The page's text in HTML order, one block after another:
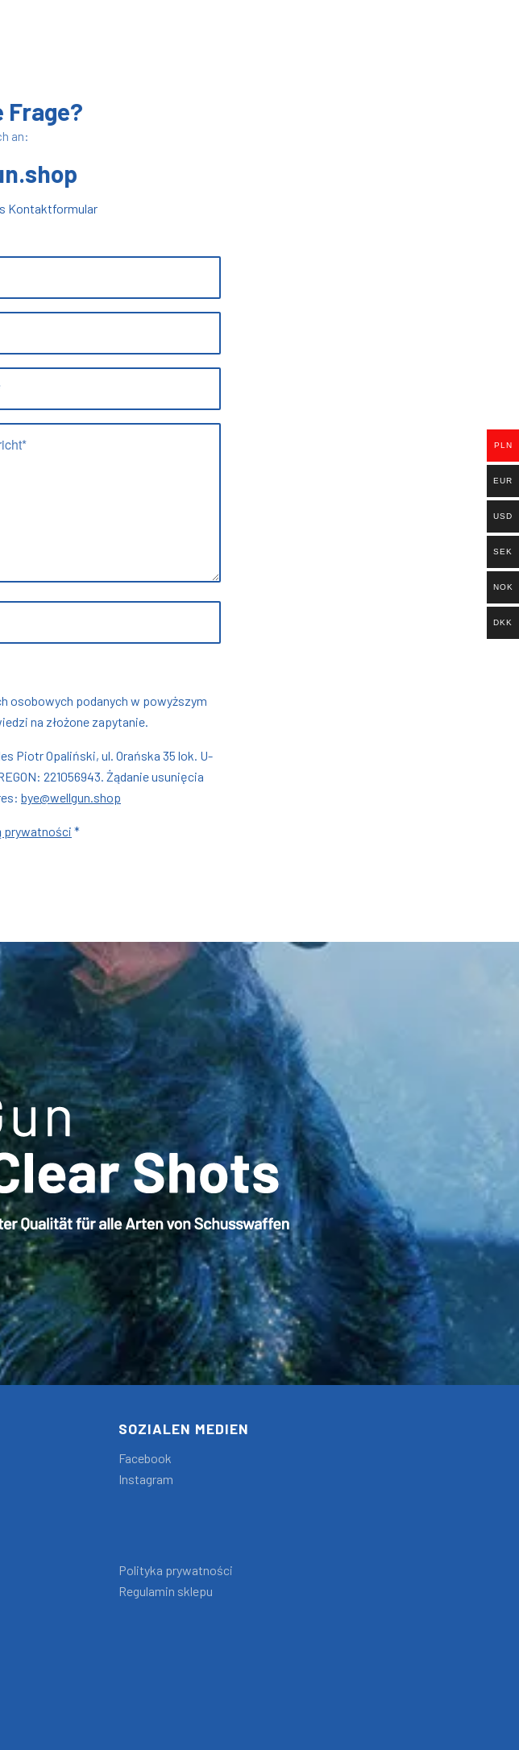
Frage?
an:
Kontaktformular
osobowych podanych w powyższym
na złożone zapytanie.
Piotr Opaliński, ul. Orańska 35 lok. U-
221056943. Żądanie usunięcia
bye@wellgun.shop
prywatności *
SOZIALEN MEDIEN
Facebook
Instagram
Polityka prywatności
Regulamin sklepu
PLN
EUR
USD
SEK
NOK
DKK